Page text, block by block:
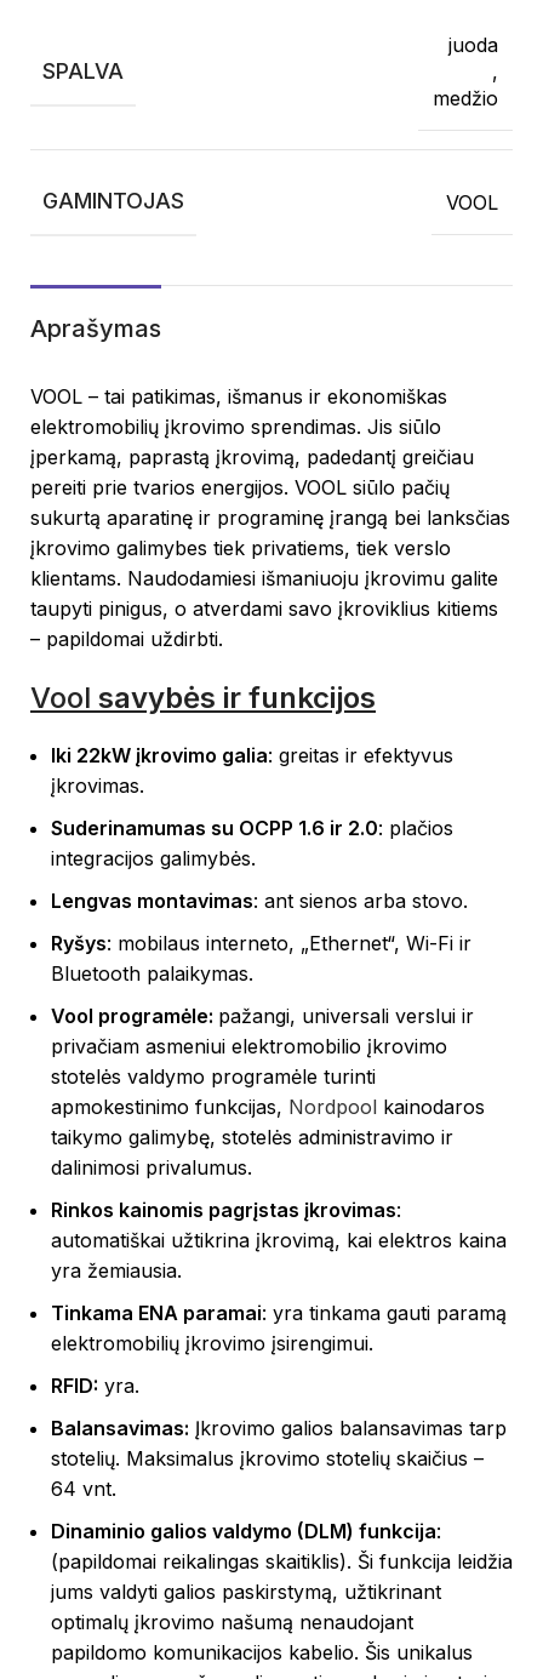
SPALVA
juoda
,
medžio
GAMINTOJAS VOOL
Aprašymas
VOOL – tai patikimas, išmanus ir ekonomiškas
elektromobilių įkrovimo sprendimas. Jis siūlo
įperkamą, paprastą įkrovimą, padedantį greičiau
pereiti prie tvarios energijos. VOOL siūlo pačių
sukurtą aparatinę ir programinę įrangą bei lanksčias
įkrovimo galimybes tiek privatiems, tiek verslo
klientams. Naudodamiesi išmaniuoju įkrovimu galite
taupyti pinigus, o atverdami savo įkroviklius kitiems
– papildomai uždirbti.
Vool savybės ir funkcijos
Iki 22kW įkrovimo galia: greitas ir efektyvus
įkrovimas.
Suderinamumas su OCPP 1.6 ir 2.0: plačios
integracijos galimybės.
Lengvas montavimas: ant sienos arba stovo.
Ryšys: mobilaus interneto, „Ethernet“, Wi-Fi ir
Bluetooth palaikymas.
Vool programėle: pažangi, universali verslui ir
privačiam asmeniui elektromobilio įkrovimo
stotelės valdymo programėle turinti
apmokestinimo funkcijas, Nordpool kainodaros
taikymo galimybę, stotelės administravimo ir
dalinimosi privalumus.
Rinkos kainomis pagrįstas įkrovimas:
automatiškai užtikrina įkrovimą, kai elektros kaina
yra žemiausia.
Tinkama ENA paramai: yra tinkama gauti paramą
elektromobilių įkrovimo įsirengimui.
RFID: yra.
Balansavimas: Įkrovimo galios balansavimas tarp
stotelių. Maksimalus įkrovimo stotelių skaičius –
64 vnt.
Dinaminio galios valdymo (DLM) funkcija:
(papildomai reikalingas skaitiklis). Ši funkcija leidžia
jums valdyti galios paskirstymą, užtikrinant
optimalų įkrovimo našumą nenaudojant
papildomo komunikacijos kabelio. Šis unikalus